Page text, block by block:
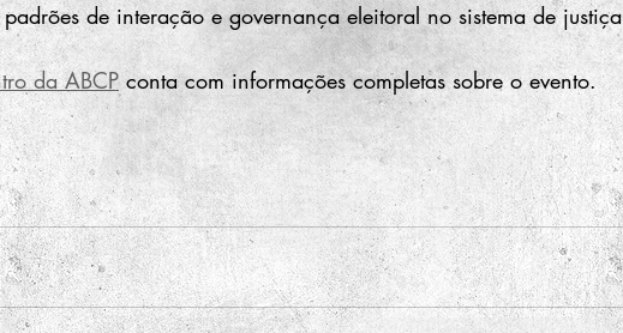
padrões de interação e governança eleitoral no sistema de justiça
da ABCP conta com informações completas sobre o evento.